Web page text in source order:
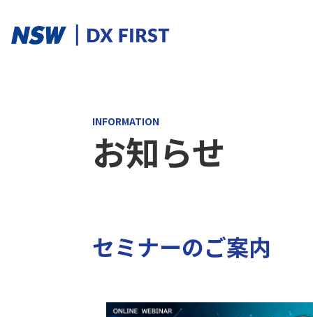
ソリューションカテゴリ
スマートプロダクトスマートメンテナンス
課題からさがす
INFORMATION
お知らせ
セミナーのご案内